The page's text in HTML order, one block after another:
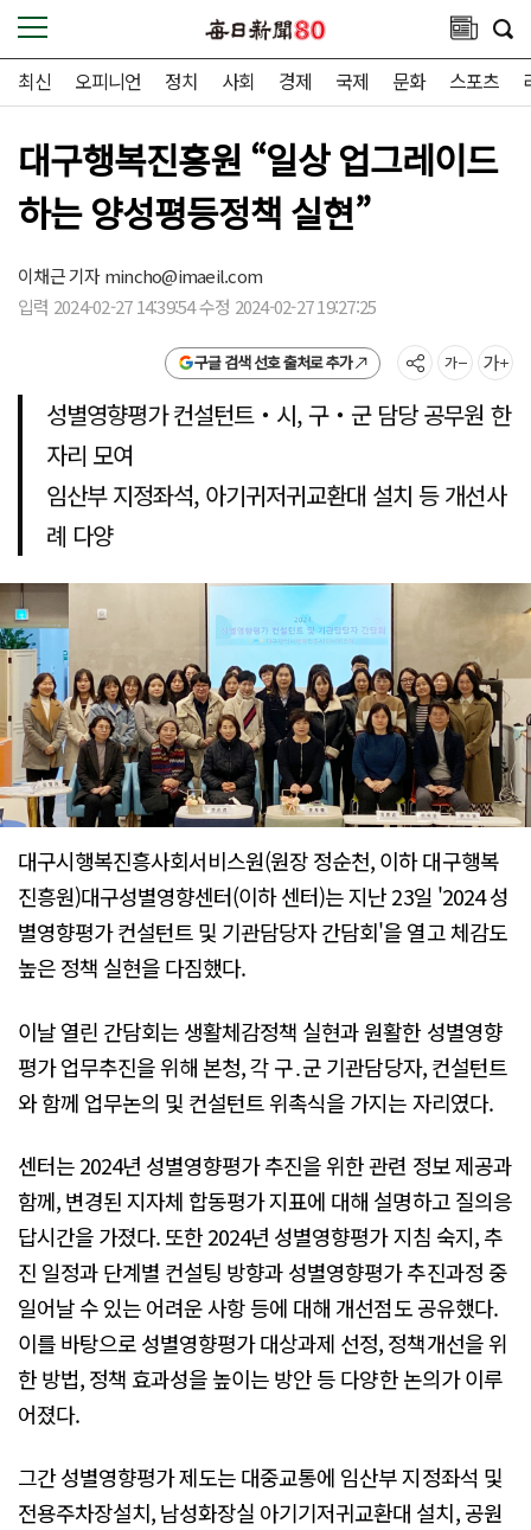
최신 오피니언 정치 사회 경제 국제 문화 스포츠
대구행복진흥원 “일상 업그레이드
하는 양성평등정책 실현”
이채근 기자mincho@imaeil.com
입력 2024-02-27 14:39:54 수정 2024-02-27 19:27:25
구글 검색 선호 출처로 추가
성별영향평가 컨설턴트‧시, 구‧군 담당 공무원 한
자리 모여
임산부 지정좌석, 아기귀저귀교환대 설치 등 개선사
례 다양
대구시행복진흥사회서비스원(원장 정순천, 이하 대구행복
진흥원)대구성별영향센터(이하 센터)는 지난 23일 '2024 성
별영향평가 컨설턴트 및 기관담당자 간담회'을 열고 체감도
높은 정책 실현을 다짐했다.
이날 열린 간담회는 생활체감정책 실현과 원활한 성별영향
평가 업무추진을 위해 본청, 각 구․군 기관담당자, 컨설턴트
와 함께 업무논의 및 컨설턴트 위촉식을 가지는 자리였다.
센터는 2024년 성별영향평가 추진을 위한 관련 정보 제공과
함께, 변경된 지자체 합동평가 지표에 대해 설명하고 질의응
답시간을 가졌다. 또한 2024년 성별영향평가 지침 숙지, 추
진 일정과 단계별 컨설팅 방향과 성별영향평가 추진과정 중
일어날 수 있는 어려운 사항 등에 대해 개선점도 공유했다.
이를 바탕으로 성별영향평가 대상과제 선정, 정책개선을 위
한 방법, 정책 효과성을 높이는 방안 등 다양한 논의가 이루
어졌다.
그간 성별영향평가 제도는 대중교통에 임산부 지정좌석 및
전용주차장설치, 남성화장실 아기기저귀교환대 설치, 공원